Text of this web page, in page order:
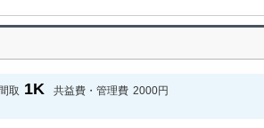
間取 1K 共益費・管理費 2000円